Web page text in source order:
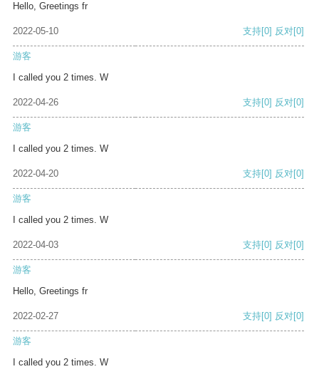
Hello, Greetings fr
2022-05-10 支持[0] 反对[0]
游客
I called you 2 times. W
2022-04-26 支持[0] 反对[0]
游客
I called you 2 times. W
2022-04-20 支持[0] 反对[0]
游客
I called you 2 times. W
2022-04-03 支持[0] 反对[0]
游客
Hello, Greetings fr
2022-02-27 支持[0] 反对[0]
游客
I called you 2 times. W